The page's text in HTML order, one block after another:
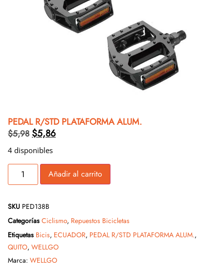
PEDAL R/STD PLATAFORMA ALUM.
$5,98 $5,86
4 disponibles
Añadir al carrito
SKU PED138B
Categorías Ciclismo, Repuestos Bicicletas
Etiquetas Bicis, ECUADOR, PEDAL R/STD PLATAFORMA ALUM.,
QUITO, WELLGO
Marca: WELLGO